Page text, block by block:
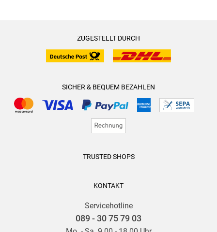
ZUGESTELLT DURCH
SICHER & BEQUEM BEZAHLEN
TRUSTED SHOPS
KONTAKT
Servicehotline
089 - 30 75 79 03